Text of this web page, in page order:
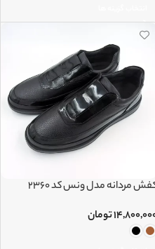
مردانه مدل ونس کد 2360
تومان